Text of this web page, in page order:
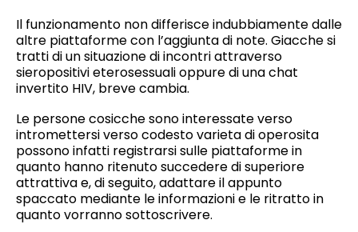
Il funzionamento non differisce indubbiamente dalle
altre piattaforme con l’aggiunta di note. Giacche si
tratti di un situazione di incontri attraverso
sieropositivi eterosessuali oppure di una chat
invertito HIV, breve cambia.
Le persone cosicche sono interessate verso
intromettersi verso codesto varieta di operosita
possono infatti registrarsi sulle piattaforme in
quanto hanno ritenuto succedere di superiore
attrattiva e, di seguito, adattare il appunto
spaccato mediante le informazioni e le ritratto in
quanto vorranno sottoscrivere.